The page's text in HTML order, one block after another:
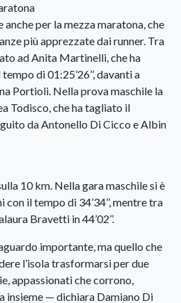
per la mezza maratona, che
più apprezzate dai runner. Tra
ad Anita Martinelli, che ha
di 01:25’26’’, davanti a
Portioli. Nella prova maschile la
Todisco, che ha tagliato il
da Antonello Di Cicco e Albin
10 km. Nella gara maschile si è
il tempo di 34’34’’, mentre tra
Bravetti in 44’02’’.
importante, ma quello che
l’isola trasformarsi per due
appassionati che corrono,
insieme — dichiara Damiano Di